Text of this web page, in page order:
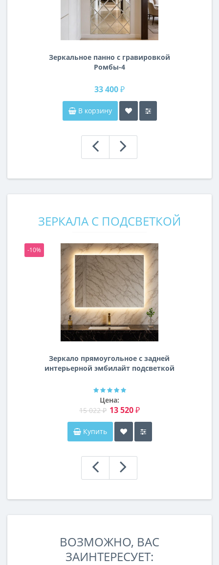
Зеркальное панно с гравировкой
Ромбы-4
33 400 ₽
В корзину
ЗЕРКАЛА С ПОДСВЕТКОЙ
-10%
Зеркало прямоугольное с задней
интерьерной эмбилайт подсветкой
Цена:
15 022 ₽ 13 520 ₽
Купить
ВОЗМОЖНО, ВАС
ЗАИНТЕРЕСУЕТ: